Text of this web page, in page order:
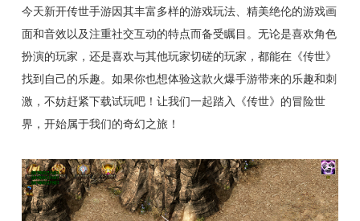
今天新开传世手游因其丰富多样的游戏玩法、精美绝伦的游戏画
面和音效以及注重社交互动的特点而备受瞩目。无论是喜欢角色
扮演的玩家，还是喜欢与其他玩家切磋的玩家，都能在《传世》
找到自己的乐趣。如果你也想体验这款火爆手游带来的乐趣和刺
激，不妨赶紧下载试玩吧！让我们一起踏入《传世》的冒险世
界，开始属于我们的奇幻之旅！